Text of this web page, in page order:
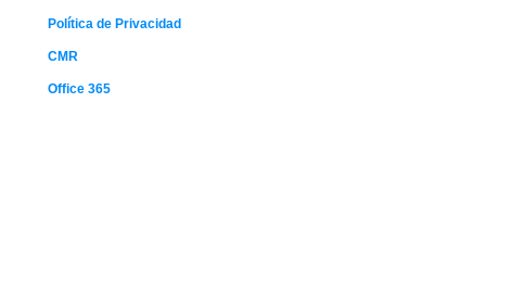
Política de Privacidad
CMR
Office 365